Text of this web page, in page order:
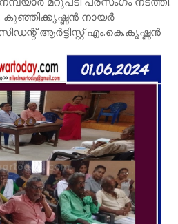
കുഞ്ഞിക്കൃഷ്ണൻ നായർ
ആർട്ടിസ്റ്റ് എം.കെ.കൃഷ്ണൻ